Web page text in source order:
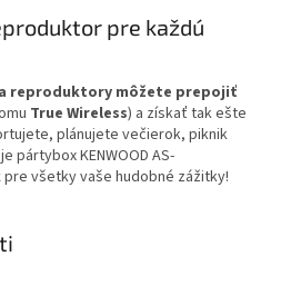
pre každú
reproduktory môžete prepojiť
True Wireless) a získať tak ešte
plánujete večierok, piknik
pártybox KENWOOD AS-
pre všetky vaše hudobné zážitky!